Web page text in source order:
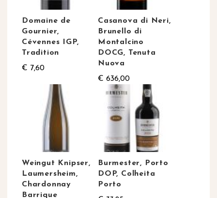
Domaine de
Gournier,
Cévennes IGP,
Tradition
€ 7,60
Casanova di Neri,
Brunello di
Montalcino
DOCG, Tenuta
Nuova
€ 636,00
Weingut Knipser,
Laumersheim,
Chardonnay
Barrique
Burmester, Porto
DOP, Colheita
Porto